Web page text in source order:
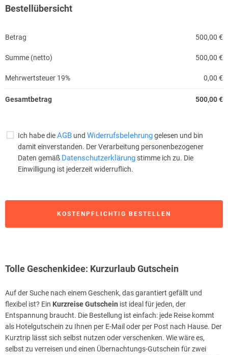
Bestellübersicht
Betrag 500,00 €
Summe (netto) 500,00 €
Mehrwertsteuer 19% 0,00 €
Gesamtbetrag 500,00 €
Ich habe dieAGB und Widerrufsbelehrunggelesen und bin
damit einverstanden. Der Verarbeitung personenbezogener
Daten gemäß Datenschutzerklärung stimme ich zu. Die
Einwilligung ist jederzeit widerruflich.
KOSTENPFLICHTIG BESTELLEN
Tolle Geschenkidee: Kurzurlaub Gutschein
Auf der Suche nach einem Geschenk, das garantiert gefällt und
flexibel ist? Ein Kurzreise Gutschein ist ideal für jeden, der
Entspannung braucht. Die Bestellung ist einfach: jede Reise kommt
als Hotelgutschein zu Ihnen per E-Mail oder per Post nach Hause. Der
Kurztrip lässt sich selbst nutzen oder verschenken. Wie wäre es,
selbst zu verreisen und einen Übernachtungs-Gutschein für zwei